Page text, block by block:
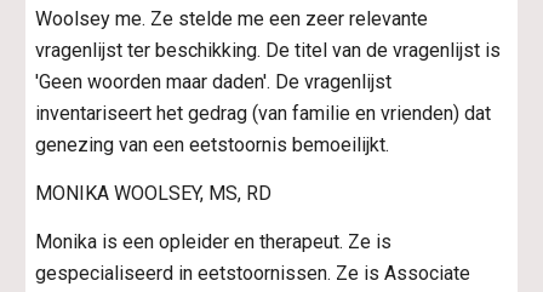
Woolsey me. Ze stelde me een zeer relevante
vragenlijst ter beschikking. De titel van de vragenlijst is
'Geen woorden maar daden'. De vragenlijst
inventariseert het gedrag (van familie en vrienden) dat
genezing van een eetstoornis bemoeilijkt.
MONIKA WOOLSEY, MS, RD
Monika is een opleider en therapeut. Ze is
gespecialiseerd in eetstoornissen. Ze is Associate